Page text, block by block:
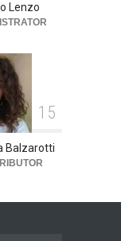
Lenzo
1 5
Balzarotti